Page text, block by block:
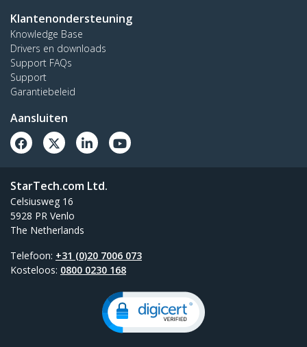
Klantenondersteuning
Knowledge Base
Drivers en downloads
Support FAQs
Support
Garantiebeleid
Aansluiten
StarTech.com Ltd.
Celsiusweg 16
5928 PR Venlo
The Netherlands
Telefoon: +31 (0)20 7006 073
Kosteloos: 0800 0230 168